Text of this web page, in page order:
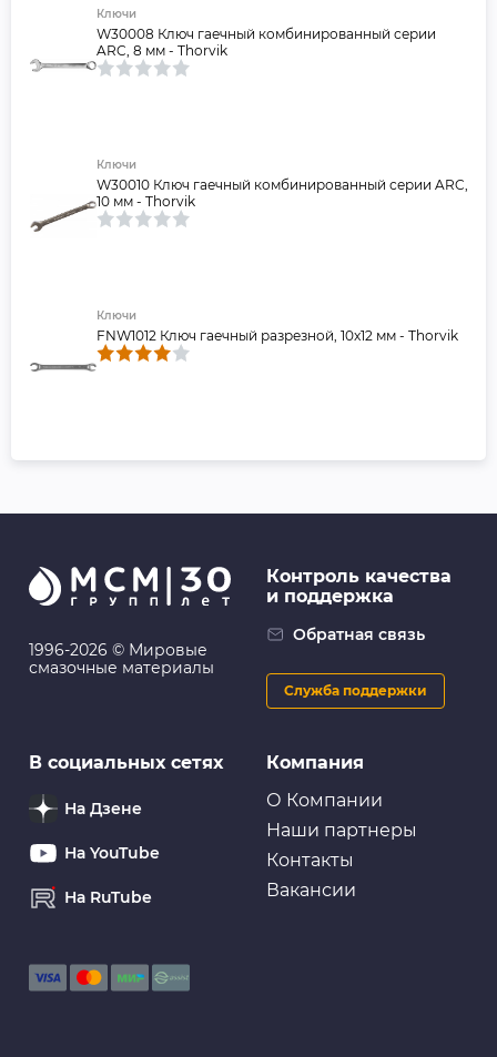
Ключи
W30008 Ключ гаечный комбинированный серии
ARC, 8 мм - Thorvik
Ключи
W30010 Ключ гаечный комбинированный серии ARC,
10 мм - Thorvik
Ключи
FNW1012 Ключ гаечный разрезной, 10x12 мм - Thorvik
1996-2026 © Мировые
смазочные материалы
Компания
О Компании
Наши партнеры
Контакты
Вакансии
Контроль качества
и поддержка
Обратная связь
Служба поддержки
В социальных сетях
На Дзене
На YouTube
На RuTube